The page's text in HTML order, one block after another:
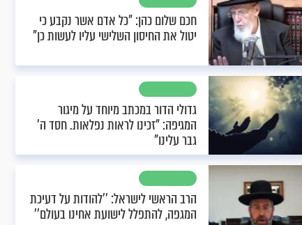
חכם שלום כהן: "כל אדם אשר נקבע כי
יטול את החיסון השלישי עליו לעשות כן"
גדולי הדור במכתב מיוחד על מיגור
המגיפה: "זכינו לראות נפלאות. חסד ה’
גבר עלינו"
הרב הראשי לישראל: ’’להודות על דעיכת
המגפה, להתפלל לישועת אחינו בעולם’’